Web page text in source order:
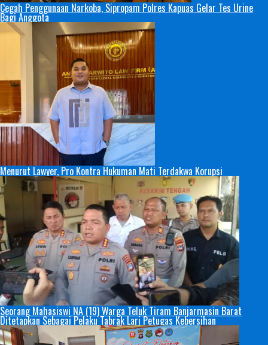
Cegah Penggunaan Narkoba, Sipropam Polres Kapuas Gelar Tes Urine
Bagi Anggota
Menurut Lawyer, Pro Kontra Hukuman Mati Terdakwa Korupsi
Seorang Mahasiswi NA (19) Warga Teluk Tiram Banjarmasin Barat
Ditetapkan Sebagai Pelaku Tabrak Lari Petugas Kebersihan